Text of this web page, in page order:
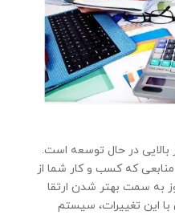
بالایی در حال توسعه است.
که کسب و کار شما از
به سمت بهتر شدن ارتقا
این تغییرات، سیستم